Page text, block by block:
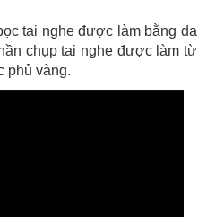
tai nghe được làm bằng da
chụp tai nghe được làm từ
phủ vàng.